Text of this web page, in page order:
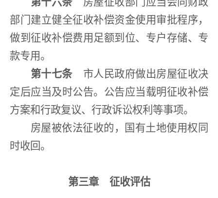
部门建立健全征收补偿资金使用审批程序，
做到征收补偿费用足额到位、专户存储、专
款专用。
第十七条
市人民政府做出房屋征收决
定后应当及时公告。公告应当载明征收补偿
方案和行政复议、行政诉讼权利等事项。
房屋被依法征收的，国有土地使用权同
时收回。
第三章 征收评估